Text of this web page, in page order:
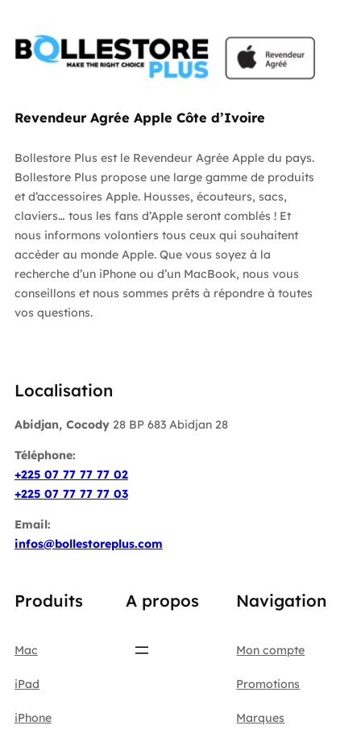
Revendeur Agrée Apple Côte d’Ivoire
Bollestore Plus est le Revendeur Agrée Apple du pays.
Bollestore Plus propose une large gamme de produits
et d’accessoires Apple. Housses, écouteurs, sacs,
claviers… tous les fans d’Apple seront comblés ! Et
nous informons volontiers tous ceux qui souhaitent
accéder au monde Apple. Que vous soyez à la
recherche d’un iPhone ou d’un MacBook, nous vous
conseillons et nous sommes prêts à répondre à toutes
vos questions.
Localisation
Abidjan, Cocody28 BP 683 Abidjan 28
Téléphone:
+225 07 77 77 77 02
+225 07 77 77 77 03
Email:
infos@bollestoreplus.com
Produits
Mac
iPad
iPhone
A propos Navigation
Mon compte
Promotions
Marques